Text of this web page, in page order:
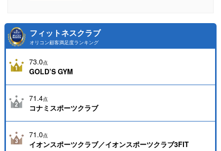
フィットネスクラブ
オリコン顧客満足度ランキング
73.0点
GOLD’S GYM
71.4点
コナミスポーツクラブ
71.0点
イオンスポーツクラブ／イオンスポーツクラブ3FIT